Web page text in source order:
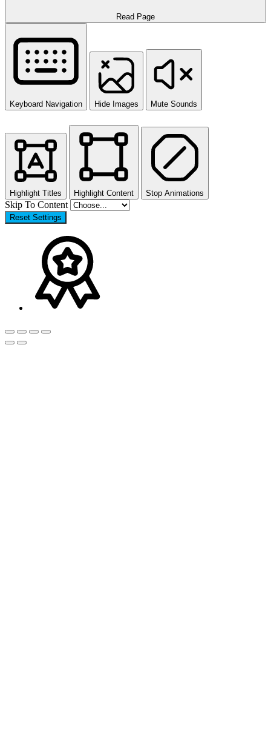
Read Page
Keyboard Navigation Hide Images Mute Sounds
Highlight Titles Highlight Content Stop Animations
Skip To Content
Reset Settings